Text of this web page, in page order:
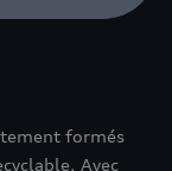
formés
Avec